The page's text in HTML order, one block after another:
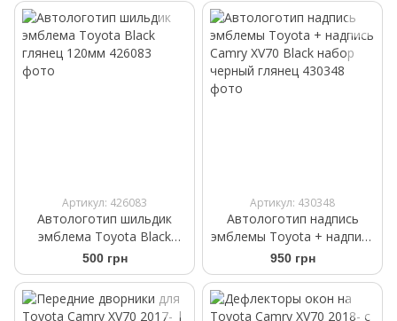
Артикул: 426083
Автологотип шильдик
эмблема Toyota Black
глянец 120мм
500 грн
Артикул: 430348
Автологотип надпись
эмблемы Toyota + надпись
Camry XV70 Black набор
черный глянец
950 грн